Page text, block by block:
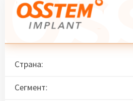
Страна:
Сегмент: